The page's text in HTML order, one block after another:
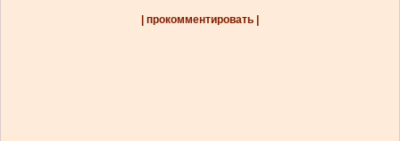
| прокомментировать |